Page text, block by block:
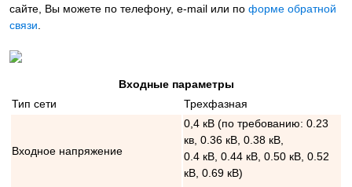
сайте, Вы можете по телефону, e-mail или по форме обратной
связи.
Входные параметры
Тип сети
Трехфазная
Входное напряжение
0,4 кВ (по требованию: 0.23
кв, 0.36 кВ, 0.38 кВ,
0.4 кВ, 0.44 кВ, 0.50 кВ, 0.52
кВ, 0.69 кВ)